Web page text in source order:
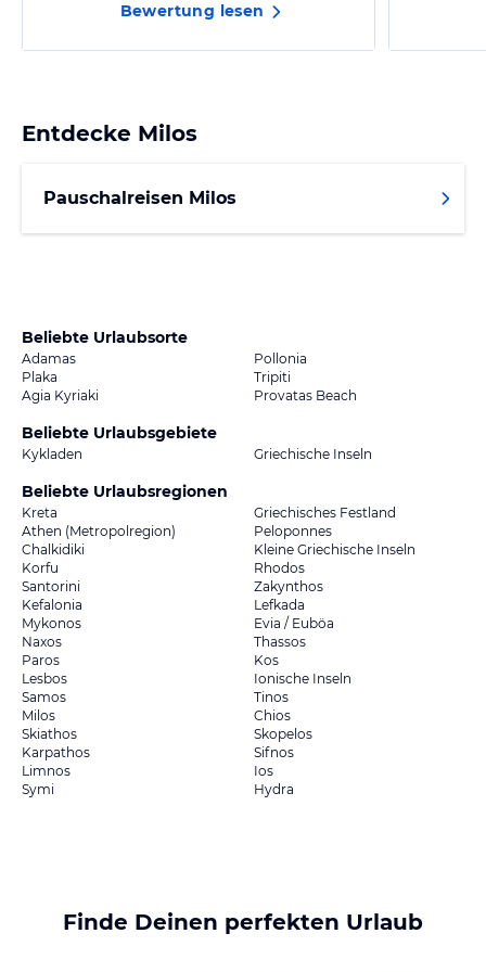
Bewertung lesen
Entdecke Milos
Pauschalreisen Milos
Beliebte Urlaubsorte
Adamas
Pollonia
Plaka
Tripiti
Agia Kyriaki
Provatas Beach
Beliebte Urlaubsgebiete
Kykladen Griechische Inseln
Beliebte Urlaubsregionen
Kreta
Griechisches Festland
Athen (Metropolregion)
Peloponnes
Chalkidiki
Kleine Griechische Inseln
Korfu
Rhodos
Santorini
Zakynthos
Kefalonia
Lefkada
Mykonos
Evia / Euböa
Naxos
Thassos
Paros
Kos
Lesbos
Ionische Inseln
Samos
Tinos
Milos
Chios
Skiathos
Skopelos
Karpathos
Sifnos
Limnos
Ios
Symi
Hydra
Finde Deinen perfekten Urlaub